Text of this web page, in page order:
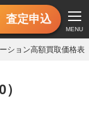
査定申込
MENU
ション高額買取価格表